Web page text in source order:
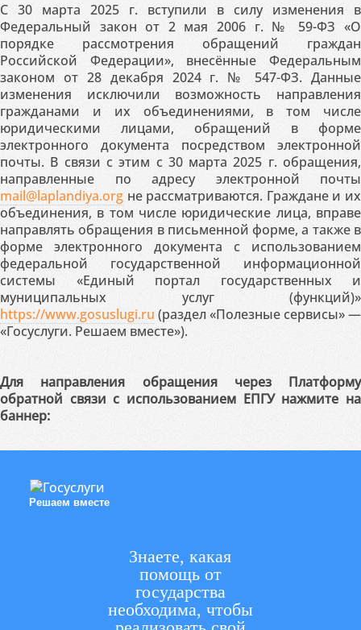
С 30 марта 2025 г. вступили в силу изменения в
Федеральный закон от 2 мая 2006 г. № 59-ФЗ «О
порядке рассмотрения обращений граждан
Российской Федерации», внесённые Федеральным
законом от 28 декабря 2024 г. № 547-ФЗ. Данные
изменения исключили возможность направления
гражданами и их объединениями, в том числе
юридическими лицами, обращений в форме
электронного документа посредством электронной
почты. В связи с этим с 30 марта 2025 г. обращения,
направленные по адресу электронной почты
mail@laplandiya.org не рассматриваются. Граждане и их
объединения, в том числе юридические лица, вправе
направлять обращения в письменной форме, а также в
форме электронного документа с использованием
федеральной государственной информационной
системы «Единый портал государственных и
муниципальных услуг (функций)»
https://www.gosuslugi.ru (раздел «Полезные сервисы» —
«Госуслуги. Решаем вместе»).
Для направления обращения через Платформу
обратной связи с использованием ЕПГУ нажмите на
баннер:
Решаем вместе
Знаете, какая
помощь от
государства
необходима, чтобы